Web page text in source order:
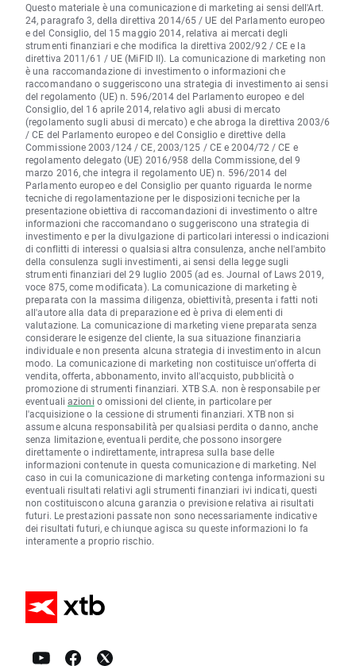
Questo materiale è una comunicazione di marketing ai sensi dell'Art.
24, paragrafo 3, della direttiva 2014/65 / UE del Parlamento europeo
e del Consiglio, del 15 maggio 2014, relativa ai mercati degli
strumenti finanziari e che modifica la direttiva 2002/92 / CE e la
direttiva 2011/61 / UE (MiFID II). La comunicazione di marketing non
è una raccomandazione di investimento o informazioni che
raccomandano o suggeriscono una strategia di investimento ai sensi
del regolamento (UE) n. 596/2014 del Parlamento europeo e del
Consiglio, del 16 aprile 2014, relativo agli abusi di mercato
(regolamento sugli abusi di mercato) e che abroga la direttiva 2003/6
/ CE del Parlamento europeo e del Consiglio e direttive della
Commissione 2003/124 / CE, 2003/125 / CE e 2004/72 / CE e
regolamento delegato (UE) 2016/958 della Commissione, del 9
marzo 2016, che integra il regolamento UE) n. 596/2014 del
Parlamento europeo e del Consiglio per quanto riguarda le norme
tecniche di regolamentazione per le disposizioni tecniche per la
presentazione obiettiva di raccomandazioni di investimento o altre
informazioni che raccomandano o suggeriscono una strategia di
investimento e per la divulgazione di particolari interessi o indicazioni
di conflitti di interessi o qualsiasi altra consulenza, anche nell'ambito
della consulenza sugli investimenti, ai sensi della legge sugli
strumenti finanziari del 29 luglio 2005 (ad es. Journal of Laws 2019,
voce 875, come modificata). La comunicazione di marketing è
preparata con la massima diligenza, obiettività, presenta i fatti noti
all'autore alla data di preparazione ed è priva di elementi di
valutazione. La comunicazione di marketing viene preparata senza
considerare le esigenze del cliente, la sua situazione finanziaria
individuale e non presenta alcuna strategia di investimento in alcun
modo. La comunicazione di marketing non costituisce un'offerta di
vendita, offerta, abbonamento, invito all'acquisto, pubblicità o
promozione di strumenti finanziari. XTB S.A. non è responsabile per
eventuali azioni o omissioni del cliente, in particolare per
l'acquisizione o la cessione di strumenti finanziari. XTB non si
assume alcuna responsabilità per qualsiasi perdita o danno, anche
senza limitazione, eventuali perdite, che possono insorgere
direttamente o indirettamente, intrapresa sulla base delle
informazioni contenute in questa comunicazione di marketing. Nel
caso in cui la comunicazione di marketing contenga informazioni su
eventuali risultati relativi agli strumenti finanziari ivi indicati, questi
non costituiscono alcuna garanzia o previsione relativa ai risultati
futuri. Le prestazioni passate non sono necessariamente indicative
dei risultati futuri, e chiunque agisca su queste informazioni lo fa
interamente a proprio rischio.